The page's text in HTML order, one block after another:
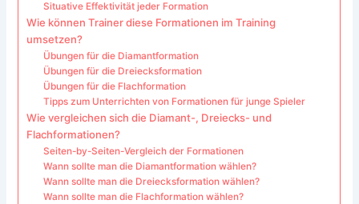
Situative Effektivität jeder Formation
Wie können Trainer diese Formationen im Training
umsetzen?
Übungen für die Diamantformation
Übungen für die Dreiecksformation
Übungen für die Flachformation
Tipps zum Unterrichten von Formationen für junge Spieler
Wie vergleichen sich die Diamant-, Dreiecks- und
Flachformationen?
Seiten-by-Seiten-Vergleich der Formationen
Wann sollte man die Diamantformation wählen?
Wann sollte man die Dreiecksformation wählen?
Wann sollte man die Flachformation wählen?